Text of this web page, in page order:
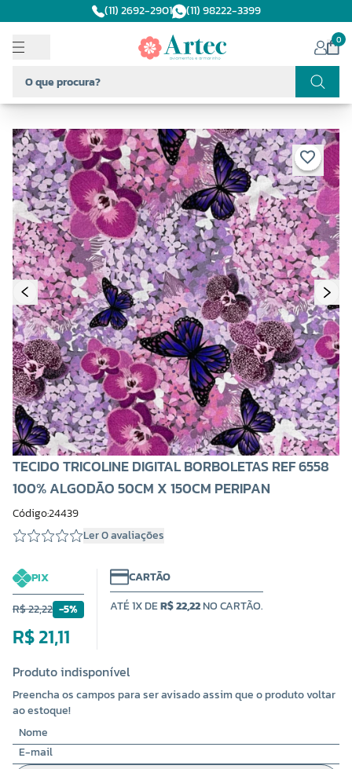
(11) 2692-2901 (11) 98222-3399
0
TECIDO TRICOLINE DIGITAL BORBOLETAS REF 6558
100% ALGODÃO 50CM X 150CM PERIPAN
Código:24439
Ler 0 avaliações
PIX
R$ 22,22 -5%
R$ 21,11
CARTÃO
ATÉ 1X DER$ 22,22NO CARTÃO.
Produto indisponível
Preencha os campos para ser avisado assim que o produto voltar
ao estoque!